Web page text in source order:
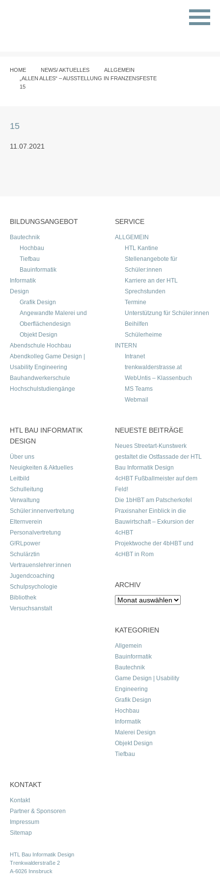
HOME NEWS/ AKTUELLES
ALLGEMEIN
„ALLEN ALLES“ – AUSSTELLUNG IN FRANZENSFESTE
15
15
11.07.2021
BILDUNGSANGEBOT
Bautechnik
Hochbau
Tiefbau
Bauinformatik
Informatik
Design
Grafik Design
Angewandte Malerei und
Oberflächendesign
Objekt Design
Abendschule Hochbau
Abendkolleg Game Design |
Usability Engineering
Bauhandwerkerschule
Hochschulstudiengänge
SERVICE
ALLGEMEIN
HTL Kantine
Stellenangebote für
Schüler:innen
Karriere an der HTL
Sprechstunden
Termine
Unterstützung für Schüler:innen
Beihilfen
Schülerheime
INTERN
Intranet
trenkwalderstrasse.at
WebUntis – Klassenbuch
MS Teams
Webmail
HTL BAU INFORMATIK
DESIGN
Über uns
Neuigkeiten & Aktuelles
Leitbild
Schulleitung
Verwaltung
Schüler:innenvertretung
Elternverein
Personalvertretung
G!RLpower
Schulärztin
Vertrauenslehrer:innen
Jugendcoaching
Schulpsychologie
Bibliothek
Versuchsanstalt
NEUESTE BEITRÄGE
Neues Streetart-Kunstwerk
gestaltet die Ostfassade der HTL
Bau Informatik Design
4cHBT Fußballmeister auf dem
Feld!
Die 1bHBT am Patscherkofel
Praxisnaher Einblick in die
Bauwirtschaft – Exkursion der
4cHBT
Projektwoche der 4bHBT und
4cHBT in Rom
ARCHIV
Archiv
KATEGORIEN
Allgemein
Bauinformatik
Bautechnik
Game Design | Usability
Engineering
Grafik Design
Hochbau
Informatik
Malerei Design
Objekt Design
Tiefbau
KONTAKT
Kontakt
Partner & Sponsoren
Impressum
Sitemap
HTL Bau Informatik Design
Trenkwalderstraße 2
A-6026 Innsbruck